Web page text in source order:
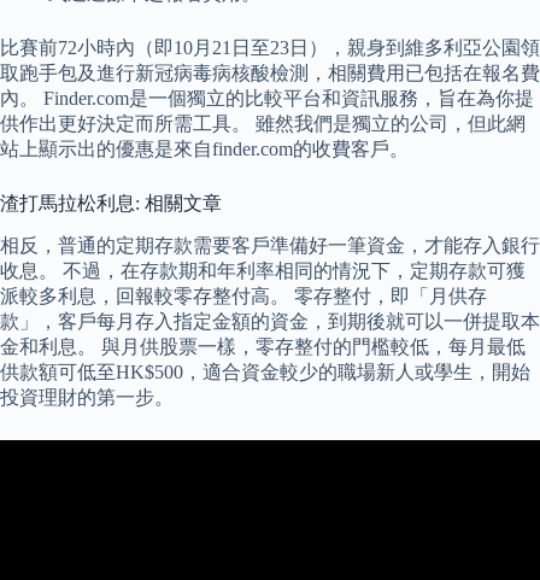
比賽前72小時內（即10月21日至23日），親身到維多利亞公園領
取跑手包及進行新冠病毒病核酸檢測，相關費用已包括在報名費
內。 Finder.com是一個獨立的比較平台和資訊服務，旨在為你提
供作出更好決定而所需工具。 雖然我們是獨立的公司，但此網
站上顯示出的優惠是來自finder.com的收費客戶。
渣打馬拉松利息: 相關文章
相反，普通的定期存款需要客戶準備好一筆資金，才能存入銀行
收息。 不過，在存款期和年利率相同的情況下，定期存款可獲
派較多利息，回報較零存整付高。 零存整付，即「月供存
款」，客戶每月存入指定金額的資金，到期後就可以一併提取本
金和利息。 與月供股票一樣，零存整付的門檻較低，每月最低
供款額可低至HK$500，適合資金較少的職場新人或學生，開始
投資理財的第一步。